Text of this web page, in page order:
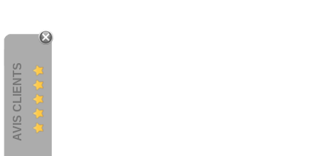
AVIS CLIENTS